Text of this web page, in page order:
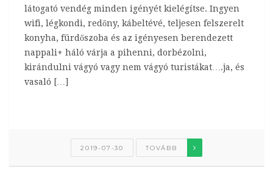
látogató vendég minden igényét kielégítse. Ingyen
wifi, légkondi, redőny, kábeltévé, teljesen felszerelt
konyha, fürdőszoba és az igényesen berendezett
nappali+ háló várja a pihenni, dorbézolni,
kirándulni vágyó vagy nem vágyó turistákat….ja, és
vasaló […]
2019-07-30 TOVÁBB